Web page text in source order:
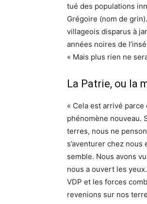
tué des populations
Grégoire (nom de
villageois disparus à
années noires de
« Mais plus rien ne
La Patrie, ou la
« Cela est arrivé parce
phénomène nouveau.
terres, nous ne
s’aventurer chez
semble. Nous avons
nous a ouvert les
VDP et les forces
revenions sur nos